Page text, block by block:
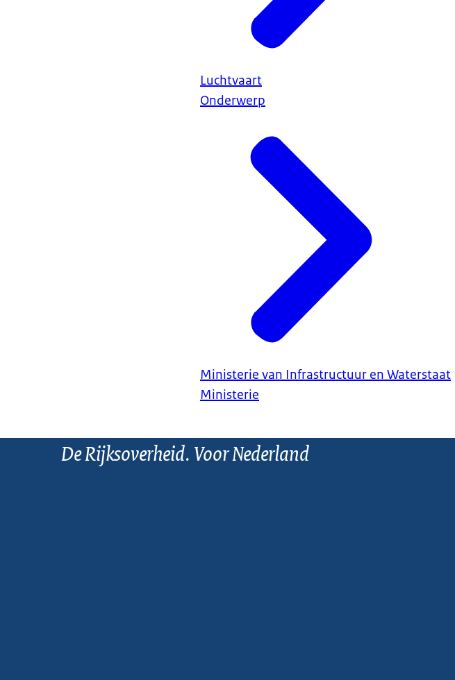
Luchtvaart
Onderwerp
Ministerie van Infrastructuur en Waterstaat
Ministerie
De Rijksoverheid. Voor Nederland